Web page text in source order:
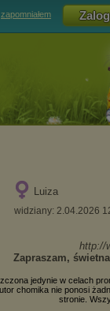
zapomniałem
Luiza
widziany: 2.04.2026